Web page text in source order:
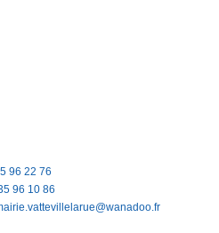
96 22 76
96 10 86